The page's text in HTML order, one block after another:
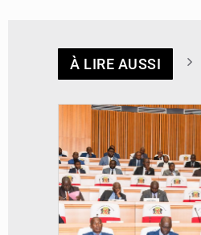
À LIRE AUSSI